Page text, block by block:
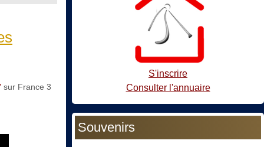
sur France 3
S'inscrire
Consulter l'annuaire
Souvenirs